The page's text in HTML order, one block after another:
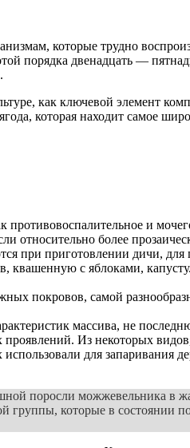
которые трудно
порядка двенадцать —
как ключевой элемент
которая находит самое
и
относительно более
приготовлении дичи, для
квашенную с яблоками,
покровов, самой
массива, не
Из некоторых
для запаривания
поросли можжевельника в
которые в состоянии